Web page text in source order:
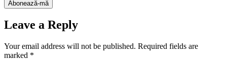
Leave a Reply
Your email address will not be published. Required fields are
marked *